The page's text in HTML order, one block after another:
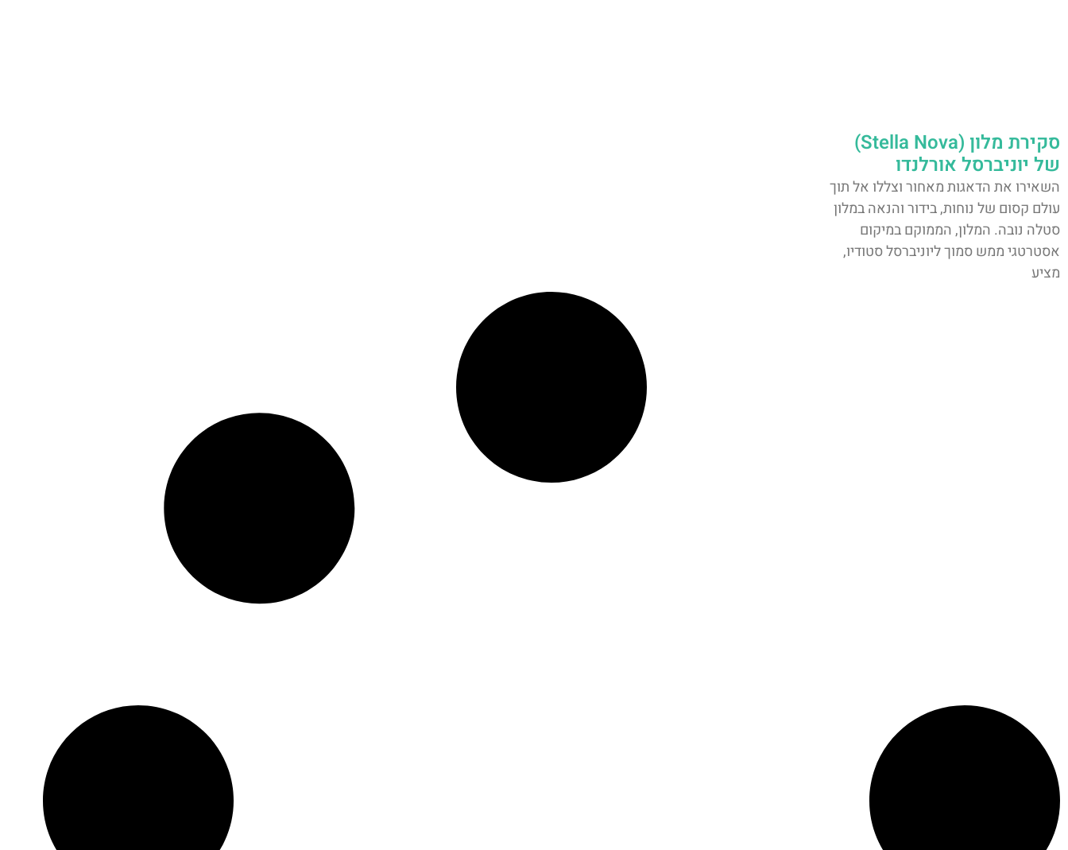
סקירת מלון (Stella Nova)
של יוניברסל אורלנדו
השאירו את הדאגות מאחור וצללו אל תוך
עולם קסום של נוחות, בידור והנאה במלון
סטלה נובה. המלון, הממוקם במיקום
אסטרטגי ממש סמוך ליוניברסל סטודיו,
מציע